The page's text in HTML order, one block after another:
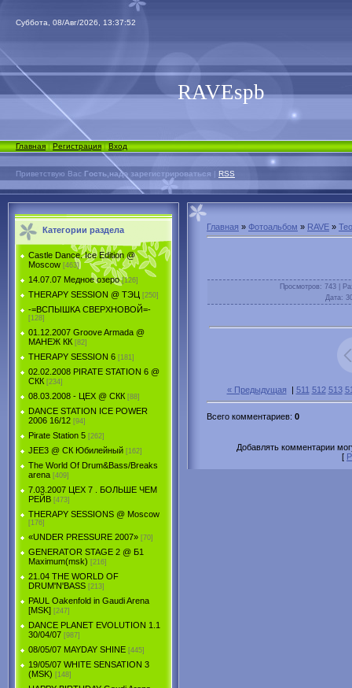
Суббота, 08/Авг/2026, 13:37:52
RAVEspb
Главная|Регистрация|Вход
Приветствую Вас Гость,надо зарегистрироваться | RSS
Категории раздела
Castle Dance. Ice Еdition @
Moscow [463]
14.07.07 Медное озеро [126]
THERAPY SESSION @ ТЭЦ [250]
-=ВСПЫШКА СВЕРХНОВОЙ=-
[128]
01.12.2007 Groove Armada @
МАНЕЖ КК [82]
THERAPY SESSION 6 [181]
02.02.2008 PIRATE STATION 6 @
СКК [234]
08.03.2008 - ЦЕХ @ СКК [88]
DANCE STATION ICE POWER
2006 16/12 [94]
Pirate Station 5 [262]
JEE3 @ СК Юбилейный [162]
The World Of Drum&Bass/Breaks
arena [409]
7.03.2007 ЦЕХ 7 . БОЛЬШЕ ЧЕМ
РЕЙВ [473]
THERAPY SESSIONS @ Moscow
[176]
«UNDER PRESSURE 2007» [70]
GENERATOR STAGE 2 @ Б1
Maximum(msk) [216]
21.04 THE WORLD OF
DRUM'N'BASS [213]
PAUL Oakenfold in Gaudi Arena
[MSK] [247]
DANCE PLANET EVOLUTION 1.1
30/04/07 [987]
08/05/07 MAYDAY SHINE [445]
19/05/07 WHITE SENSATION 3
(MSK) [148]
Главная » Фотоальбом » RAVE »
Просмотров: 743 |
Дата :
« Предыдущая | 511 512 513
Всего комментариев: 0
Добавлять комментарии
[